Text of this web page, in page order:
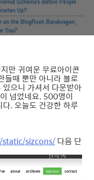
만 귀여운 무료아이콘
들때 뿐만 아니라 블로
으니 가셔서 다운받아
넘었네요. 500명이
. 오늘도 건강한 하루
sizcons/ 다음 단